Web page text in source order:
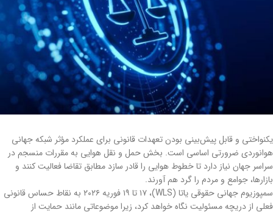
یکنواختی و قابل پیش‌بینی بودن تعهدات قانونی برای عملکرد مؤثر شبکه جهانی
هوانوردی ضرورتی اساسی است. بخش حمل و نقل هوایی به مقررات منسجم در
سراسر جهان نیاز دارد تا خطوط هوایی را قادر سازد مطابق تقاضا فعالیت کنند و
بازارها، جوامع و مردم را گرد هم آورند.
سمپوزیوم جهانی حقوقی یاتا (WLS)، ۱۷ تا ۱۹ فوریه ۲۰۲۶ به نقاط حساس قانونی
فعلی از دریچه مسئولیت نگاه خواهد کرد، زیرا موضوعاتی مانند حمایت از